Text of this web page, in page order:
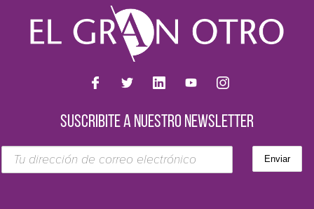
SUSCRIBITE A NUESTRO NEWSLETTER